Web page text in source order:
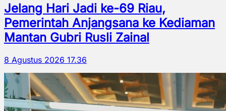
Jelang Hari Jadi ke-69 Riau,
Pemerintah Anjangsana ke Kediaman
Mantan Gubri Rusli Zainal
8 Agustus 2026 17.36